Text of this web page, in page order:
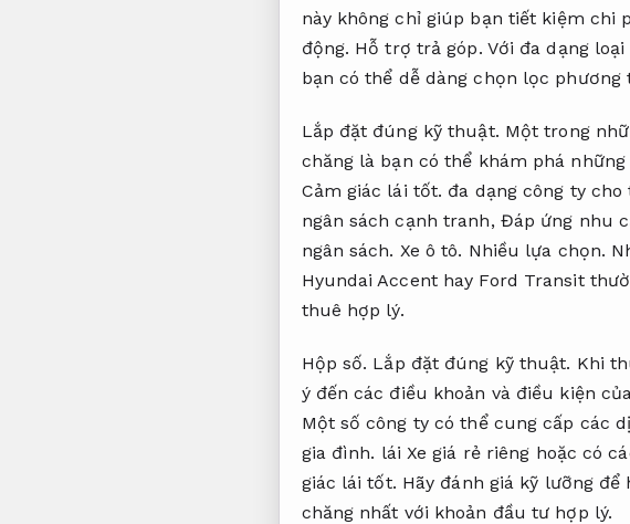
này không chỉ giúp bạn tiết kiệm chi
động. Hỗ trợ trả góp. Với đa dạng
bạn có thể dễ dàng chọn lọc
Lắp đặt đúng kỹ thuật. Một trong
chăng là bạn có thể khám phá
Cảm giác lái tốt. đa dạng công ty
ngân sách cạnh tranh, Đáp ứng nhu
ngân sách. Xe ô tô. Nhiều lựa chọn.
Hyundai Accent hay Ford Transit
thuê hợp lý.
Hộp số. Lắp đặt đúng kỹ thuật. Khi
ý đến các điều khoản và điều kiện
Một số công ty có thể cung cấp các
gia đình. lái Xe giá rẻ riêng hoặc có
giác lái tốt. Hãy đánh giá kỹ lưỡng
chăng nhất với khoản đầu tư hợp lý.